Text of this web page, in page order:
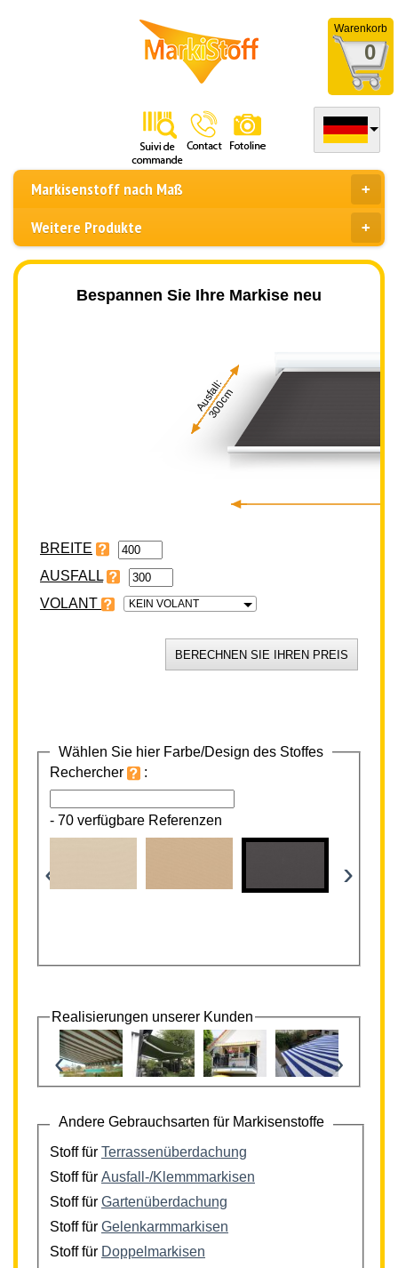
Warenkorb
0
Markisenstoff nach Maß
Weitere Produkte
Bespannen Sie Ihre Markise neu
Ausfall:
300cm
BREITE
VOLANT KEIN VOLANT
Wählen Sie hier Farbe/Design des Stoffes
Rechercher
:
- 70 verfügbare Referenzen
‹ ›
Realisierungen unserer Kunden
‹ ›
Andere Gebrauchsarten für Markisenstoffe
Stoff für Terrassenüberdachung
Stoff für Ausfall-/Klemmmarkisen
Stoff für Gartenüberdachung
Stoff für Gelenkarmmarkisen
Stoff für Doppelmarkisen